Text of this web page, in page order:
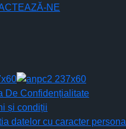
NE
De Confidențialitate
și condiții
datelor cu caracter personal